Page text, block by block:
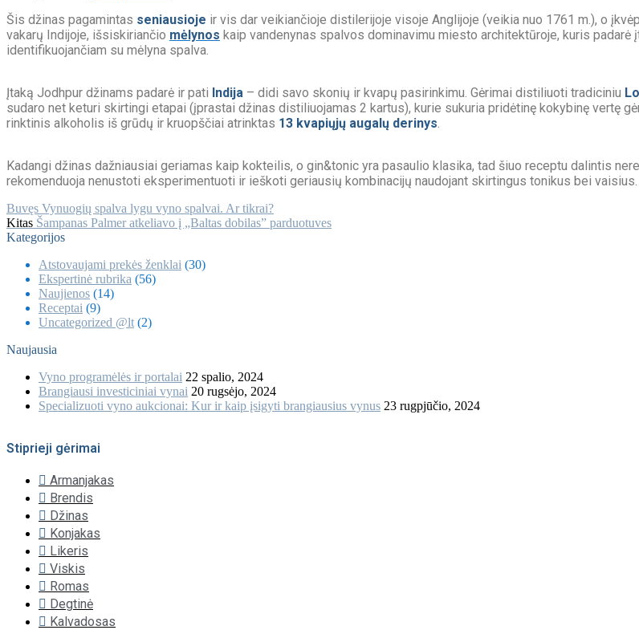
Šis džinas pagamintas seniausioje ir vis dar veikiančioje distilerijoje visoje Anglijoje (veikia nuo 1761 m.), o
vakarų Indijoje, išsiskiriančio mėlynos kaip vandenynas spalvos dominavimu miesto architektūroje, kuris padarė
identifikuojančiam su mėlyna spalva.
Įtaką Jodhpur džinams padarė ir pati Indija – didi savo skonių ir kvapų pasirinkimu. Gėrimai distiliuoti tradiciniu
sudaro net keturi skirtingi etapai (įprastai džinas distiliuojamas 2 kartus), kurie sukuria pridėtinę kokybinę vertę
rinktinis alkoholis iš grūdų ir kruopščiai atrinktas 13 kvapiųjų augalų derinys
Kadangi džinas dažniausiai geriamas kaip kokteilis, o gin&tonic yra pasaulio klasika, tad šiuo receptu dalintis
rekomenduoja nenustoti eksperimentuoti ir ieškoti geriausių kombinacijų naudojant skirtingus tonikus bei vaisius.
Navigacija
tarp
Buvęs Vynuogių spalva lygu vyno spalvai. Ar tikrai?
Kitas Šampanas Palmer atkeliavo į „Baltas dobilas” parduotuves
Kategorijos
Atstovaujami prekės ženklai (30)
Ekspertinė rubrika (56)
Naujienos (14)
Receptai (9)
Uncategorized @lt (2)
Naujausia
Vyno programėlės ir portalai 22 spalio, 2024
Brangiausi investiciniai vynai 20 rugsėjo, 2024
Specializuoti vyno aukcionai: Kur ir kaip įsigyti brangiausius vynus 23 rugpjūčio, 2024
Stiprieji gėrimai
Armanjakas
Brendis
Džinas
Konjakas
Likeris
Viskis
Romas
Degtinė
Kalvadosas